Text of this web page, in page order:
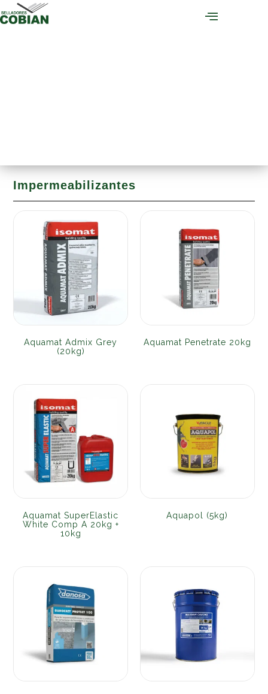
Impermeabilizantes
Aquamat Admix Grey
(20kg)
Aquamat Penetrate 20kg
Aquamat SuperElastic
White Comp A 20kg +
10kg
Aquapol (5kg)